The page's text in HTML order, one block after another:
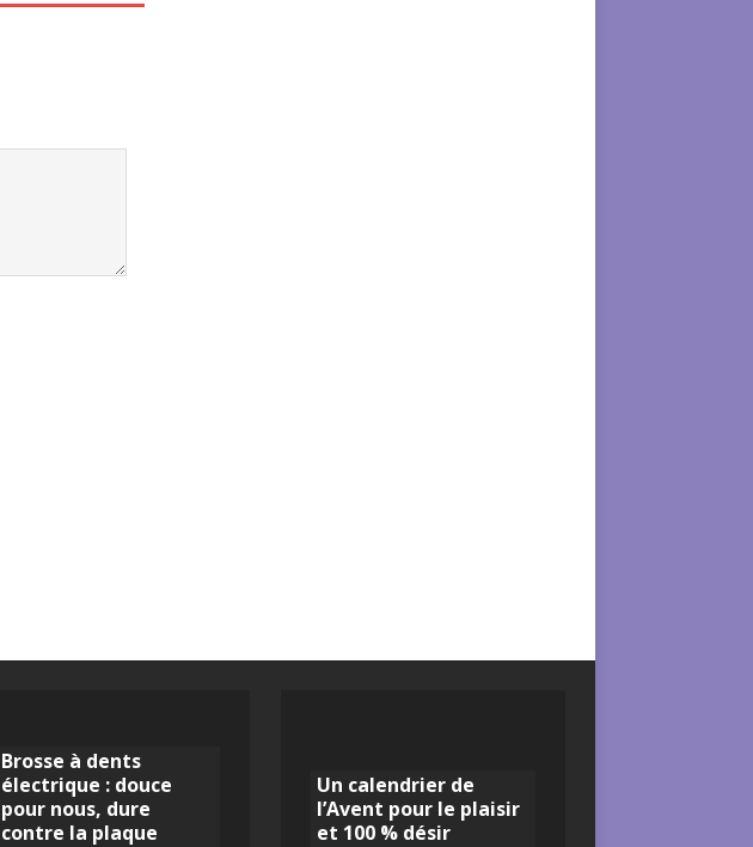
Brosse à dents
électrique : douce
pour nous, dure
contre la plaque
Un calendrier de
l’Avent pour le plaisir
et 100 % désir